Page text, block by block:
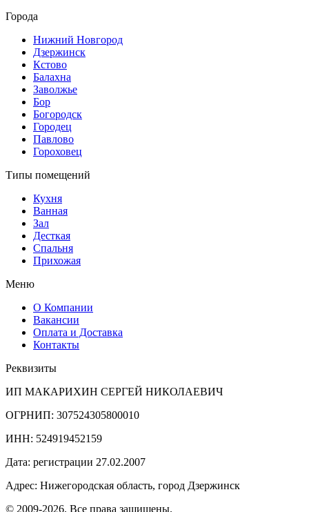
Города
Нижний Новгород
Дзержинск
Кстово
Балахна
Заволжье
Бор
Богородск
Городец
Павлово
Гороховец
Типы помещений
Кухня
Ванная
Зал
Десткая
Спальня
Прихожая
Меню
О Компании
Вакансии
Оплата и Доставка
Контакты
Реквизиты
ИП МАКАРИХИН СЕРГЕЙ НИКОЛАЕВИЧ
ОГРНИП: 307524305800010
ИНН: 524919452159
Дата: регистрации 27.02.2007
Адрес: Нижегородская область, город Дзержинск
© 2009-2026. Все права защищены.